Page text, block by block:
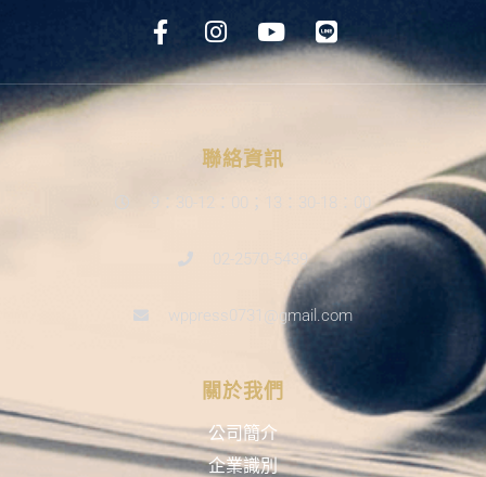
聯絡資訊
9：30-12：00；13：30-18：00
02-2570-5439
wppress0731@gmail.com
關於我們
公司簡介
企業識別